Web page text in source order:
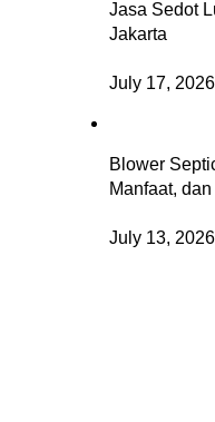
Jasa Sedot
Jakarta
July 17, 2026
Blower
Manfaat,
July 13, 2026